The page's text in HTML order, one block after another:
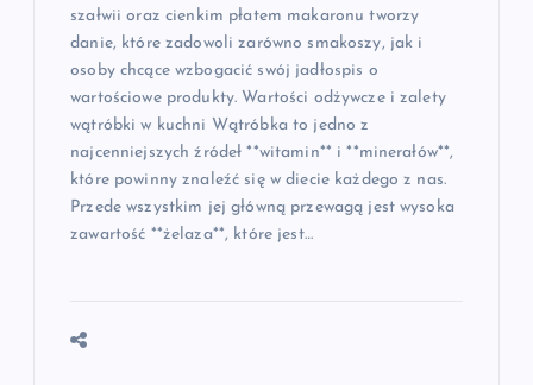
szałwii oraz cienkim płatem makaronu tworzy
danie, które zadowoli zarówno smakoszy, jak i
osoby chcące wzbogacić swój jadłospis o
wartościowe produkty. Wartości odżywcze i zalety
wątróbki w kuchni Wątróbka to jedno z
najcenniejszych źródeł **witamin** i **minerałów**,
które powinny znaleźć się w diecie każdego z nas.
Przede wszystkim jej główną przewagą jest wysoka
zawartość **żelaza**, które jest…